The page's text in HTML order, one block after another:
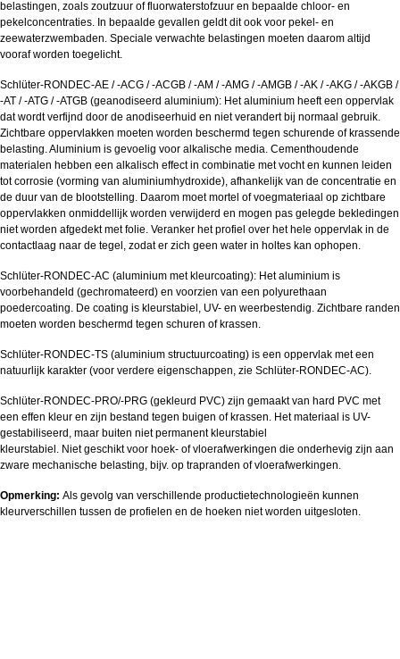
belastingen, zoals zoutzuur of fluorwaterstofzuur en bepaalde chloor- en
pekelconcentraties. In bepaalde gevallen geldt dit ook voor pekel- en
zeewaterzwembaden. Speciale verwachte belastingen moeten daarom altijd
vooraf worden toegelicht.
Schlüter-RONDEC-AE / -ACG / -ACGB / -AM / -AMG / -AMGB / -AK / -AKG / -AKGB /
-AT / -ATG / -ATGB (geanodiseerd aluminium): Het aluminium heeft een oppervlak
dat wordt verfijnd door de anodiseerhuid en niet verandert bij normaal gebruik.
Zichtbare oppervlakken moeten worden beschermd tegen schurende of krassende
belasting. Aluminium is gevoelig voor alkalische media. Cementhoudende
materialen hebben een alkalisch effect in combinatie met vocht en kunnen leiden
tot corrosie (vorming van aluminiumhydroxide), afhankelijk van de concentratie en
de duur van de blootstelling. Daarom moet mortel of voegmateriaal op zichtbare
oppervlakken onmiddellijk worden verwijderd en mogen pas gelegde bekledingen
niet worden afgedekt met folie. Veranker het profiel over het hele oppervlak in de
contactlaag naar de tegel, zodat er zich geen water in holtes kan ophopen.
Schlüter-RONDEC-AC (aluminium met kleurcoating): Het aluminium is
voorbehandeld (gechromateerd) en voorzien van een polyurethaan
poedercoating. De coating is kleurstabiel, UV- en weerbestendig. Zichtbare randen
moeten worden beschermd tegen schuren of krassen.
Schlüter-RONDEC-TS (aluminium structuurcoating) is een oppervlak met een
natuurlijk karakter (voor verdere eigenschappen, zie Schlüter-RONDEC-AC).
Schlüter-RONDEC-PRO/-PRG (gekleurd PVC) zijn gemaakt van hard PVC met
een effen kleur en zijn bestand tegen buigen of krassen. Het materiaal is UV-
gestabiliseerd, maar buiten niet permanent kleurstabiel
kleurstabiel. Niet geschikt voor hoek- of vloerafwerkingen die onderhevig zijn aan
zware mechanische belasting, bijv. op trapranden of vloerafwerkingen.
Opmerking: Als gevolg van verschillende productietechnologieën kunnen
kleurverschillen tussen de profielen en de hoeken niet worden uitgesloten.